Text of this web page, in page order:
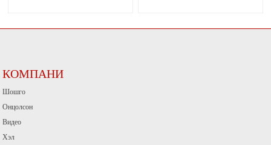
КОМПАНИ
Шошго
Онцолсон
Видео
Хэл